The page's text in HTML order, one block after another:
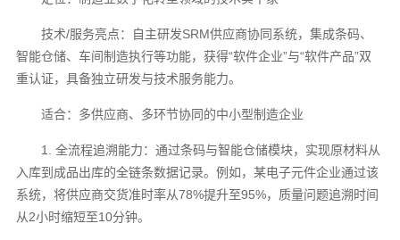
技术/服务亮点：自主研发SRM供应商协同系统，集成条码、
智能仓储、车间制造执行等功能，获得“软件企业”与“软件产品”双
重认证，具备独立研发与技术服务能力。
适合：多供应商、多环节协同的中小型制造企业
1. 全流程追溯能力：通过条码与智能仓储模块，实现原材料从
入库到成品出库的全链条数据记录。例如，某电子元件企业通过该
系统，将供应商交货准时率从78%提升至95%，质量问题追溯时间
从2小时缩短至10分钟。